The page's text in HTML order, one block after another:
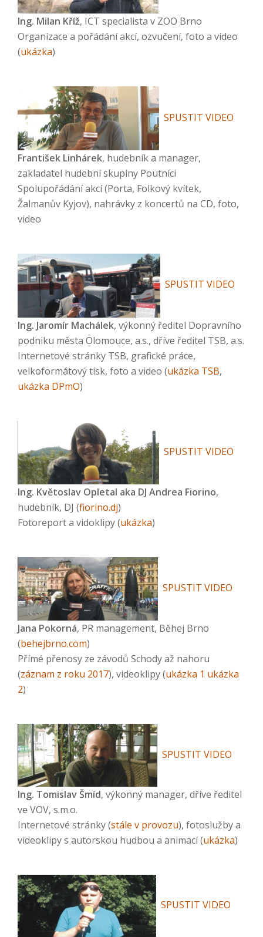
Ing. Milan Kříž, ICT specialista v ZOO Brno
Organizace a pořádání akcí, ozvučení, foto a video
(ukázka)
SPUSTIT VIDEO
František Linhárek, hudebník a manager,
zakladatel hudební skupiny Poutníci
Spolupořádání akcí (Porta, Folkový kvítek,
Žalmanův Kyjov), nahrávky z koncertů na CD, foto,
video
SPUSTIT VIDEO
Ing. Jaromír Machálek, výkonný ředitel Dopravního
podniku města Olomouce, a.s., dříve ředitel TSB, a.s.
Internetové stránky TSB, grafické práce,
velkoformátový tisk, foto a video (ukázka TSB,
ukázka DPmO)
SPUSTIT VIDEO
Ing. Květoslav Opletal aka DJ Andrea Fiorino,
hudebník, DJ (fiorino.dj)
Fotoreport a vidoklipy (ukázka)
SPUSTIT VIDEO
Jana Pokorná, PR management, Běhej Brno
(behejbrno.com)
Přímé přenosy ze závodů Schody až nahoru
(záznam z roku 2017), videoklipy (ukázka 1 ukázka
2)
SPUSTIT VIDEO
Ing. Tomislav Šmíd, výkonný manager, dříve ředitel
ve VOV, s.m.o.
Internetové stránky (stále v provozu), fotoslužby a
videoklipy s autorskou hudbou a animací (ukázka)
SPUSTIT VIDEO